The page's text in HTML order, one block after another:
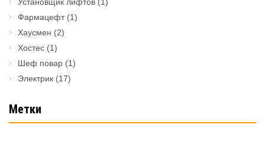
Фармацефт(1)
Хаусмен (2)
Хостес (1)
Шеф повар (1)
Электрик (17)
Метки